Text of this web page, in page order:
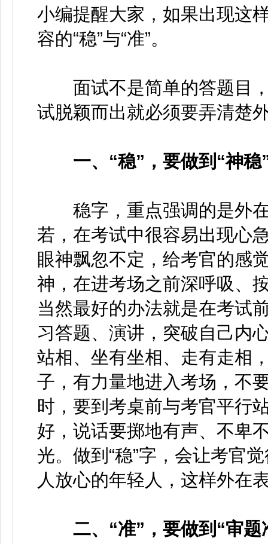
小编提醒大家，如果出现这
容的“稳”与“准”。
面试不是简单的答题目，
试脱颖而出就必须要弄清楚
一、“稳”，要做到“神稳
稳字，重点强调的是外在
若，在考试中很容易出现心
眼神飘忽不定，给考官的感
神，在进考场之前深呼吸、
当然最好的办法就是在考试
习答题、演讲，突破自己内
站相、坐有坐相、走有走相
子，有力量地进入考场，不
时，要到考桌前与考官平行
好，说话要掷地有声、不卑
光。做到“稳”字，会让考官
人放心的年轻人，这样外在
二、“准”，要做到“审题